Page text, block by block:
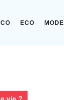
ECO MODE